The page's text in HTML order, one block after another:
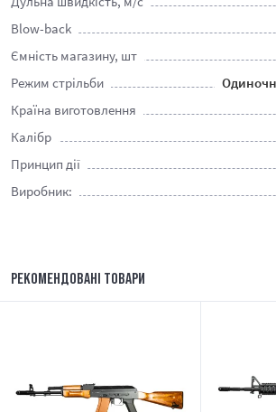
Blow-back
Ємність магазину, шт
Режим стрільби
Країна виготовлення
Калібр
Принцип дії
Виробник:
РЕКОМЕНДОВАНІ ТОВАРИ